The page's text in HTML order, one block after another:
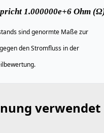
1.000000e+6 Ohm
sind genormte Maße zur
den Stromfluss in der
verwendet